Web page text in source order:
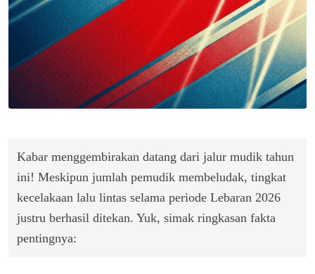
Kabar menggembirakan datang dari jalur mudik tahun
ini! Meskipun jumlah pemudik membeludak, tingkat
kecelakaan lalu lintas selama periode Lebaran 2026
justru berhasil ditekan. Yuk, simak ringkasan fakta
pentingnya: